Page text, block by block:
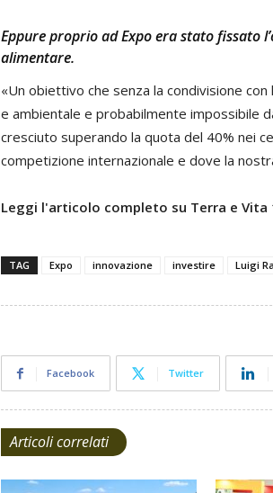
Eppure proprio ad Expo era stato fissato
alimentare.
«Un obiettivo che senza la condivisione
e ambientale e probabilmente impossibile
cresciuto superando la quota del 40% nei
competizione internazionale e dove la
Leggi l'articolo completo su Terra e Vita
TAG Expo innovazione investire Luigi
Facebook Twitter
Articoli correlati